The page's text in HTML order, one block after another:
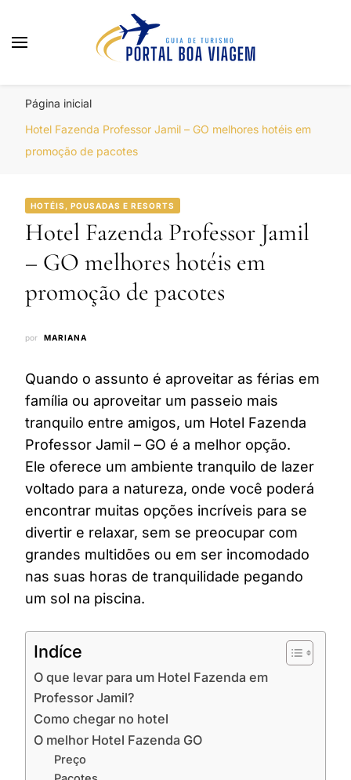
Página inicial
Hotel Fazenda Professor Jamil – GO melhores hotéis em
promoção de pacotes
HOTÉIS, POUSADAS E RESORTS
Hotel Fazenda Professor Jamil
– GO melhores hotéis em
promoção de pacotes
por MARIANA
Quando o assunto é aproveitar as férias em
família ou aproveitar um passeio mais
tranquilo entre amigos, um Hotel Fazenda
Professor Jamil – GO é a melhor opção.
Ele oferece um ambiente tranquilo de lazer
voltado para a natureza, onde você poderá
encontrar muitas opções incríveis para se
divertir e relaxar, sem se preocupar com
grandes multidões ou em ser incomodado
nas suas horas de tranquilidade pegando
um sol na piscina.
Indíce
O que levar para um Hotel Fazenda em
Professor Jamil?
Como chegar no hotel
O melhor Hotel Fazenda GO
Preço